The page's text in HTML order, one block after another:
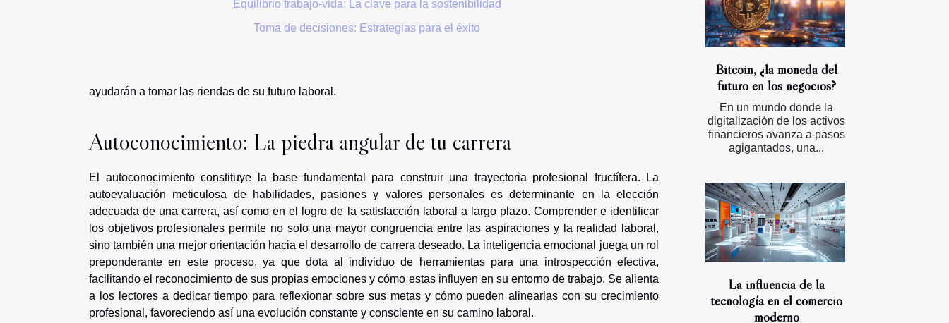
Equilibrio trabajo-vida: La clave para la sostenibilidad
Toma de decisiones: Estrategias para el éxito
ayudarán a tomar las riendas de su futuro laboral.
Autoconocimiento: La piedra angular de tu carrera
El autoconocimiento constituye la base fundamental para construir una trayectoria profesional fructífera. La
autoevaluación meticulosa de habilidades, pasiones y valores personales es determinante en la elección
adecuada de una carrera, así como en el logro de la satisfacción laboral a largo plazo. Comprender e identificar
los objetivos profesionales permite no solo una mayor congruencia entre las aspiraciones y la realidad laboral,
sino también una mejor orientación hacia el desarrollo de carrera deseado. La inteligencia emocional juega un rol
preponderante en este proceso, ya que dota al individuo de herramientas para una introspección efectiva,
facilitando el reconocimiento de sus propias emociones y cómo estas influyen en su entorno de trabajo. Se alienta
a los lectores a dedicar tiempo para reflexionar sobre sus metas y cómo pueden alinearlas con su crecimiento
profesional, favoreciendo así una evolución constante y consciente en su camino laboral.
Bitcoin, ¿la moneda del
futuro en los negocios?
En un mundo donde la
digitalización de los activos
financieros avanza a pasos
agigantados, una...
La influencia de la
tecnología en el comercio
moderno